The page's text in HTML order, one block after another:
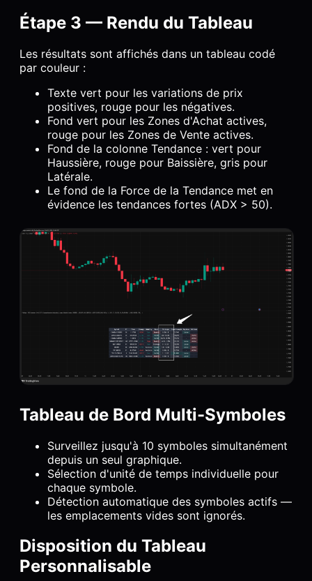
Étape 3 — Rendu du Tableau
Les résultats sont affichés dans un tableau codé
par couleur :
Texte vert pour les variations de prix
positives, rouge pour les négatives.
Fond vert pour les Zones d'Achat actives,
rouge pour les Zones de Vente actives.
Fond de la colonne Tendance : vert pour
Haussière, rouge pour Baissière, gris pour
Latérale.
Le fond de la Force de la Tendance met en
évidence les tendances fortes (ADX > 50).
Tableau de Bord Multi-Symboles
Surveillez jusqu'à 10 symboles simultanément
depuis un seul graphique.
Sélection d'unité de temps individuelle pour
chaque symbole.
Détection automatique des symboles actifs —
les emplacements vides sont ignorés.
Disposition du Tableau
Personnalisable